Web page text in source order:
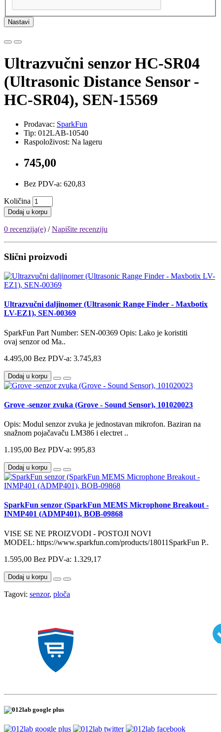
Nastavi
Ultrazvučni senzor HC-SR04
(Ultrasonic Distance Sensor -
HC-SR04), SEN-15569
Prodavac: SparkFun
Tip: 012LAB-10540
Raspoloživost: Na lageru
745,00
Bez PDV-a: 620,83
Količina
Dodaj u korpu
0 recenzija(e) /Napišite recenziju
Slični proizvodi
Ultrazvučni daljinomer (Ultrasonic Range Finder - Maxbotix
LV-EZ1), SEN-00369
SparkFun Part Number: SEN-00369 Opis: Lako je koristiti
ovaj senzor od Ma..
4.495,00 Bez PDV-a: 3.745,83
Dodaj u korpu
Grove -senzor zvuka (Grove - Sound Sensor), 101020023
Opis: Modul senzor zvuka je jednostavan mikrofon. Baziran na
snažnom pojačavaču LM386 i electret ..
1.195,00 Bez PDV-a: 995,83
Dodaj u korpu
SparkFun senzor (SparkFun MEMS Microphone Breakout -
INMP401 (ADMP401), BOB-09868
VISE SE NE PROIZVODI - POSTOJI NOVI
MODEL: https://www.sparkfun.com/products/18011SparkFun P..
1.595,00 Bez PDV-a: 1.329,17
Dodaj u korpu
Tagovi: senzor, ploča